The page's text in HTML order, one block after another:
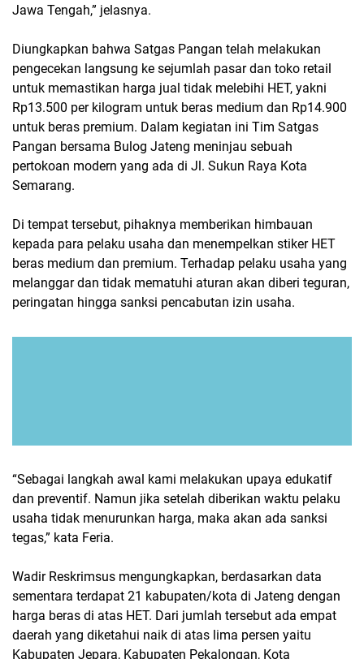
Jawa Tengah,” jelasnya.
Diungkapkan bahwa Satgas Pangan telah melakukan
pengecekan langsung ke sejumlah pasar dan toko retail
untuk memastikan harga jual tidak melebihi HET, yakni
Rp13.500 per kilogram untuk beras medium dan Rp14.900
untuk beras premium. Dalam kegiatan ini Tim Satgas
Pangan bersama Bulog Jateng meninjau sebuah
pertokoan modern yang ada di Jl. Sukun Raya Kota
Semarang.
Di tempat tersebut, pihaknya memberikan himbauan
kepada para pelaku usaha dan menempelkan stiker HET
beras medium dan premium. Terhadap pelaku usaha yang
melanggar dan tidak mematuhi aturan akan diberi teguran,
peringatan hingga sanksi pencabutan izin usaha.
“Sebagai langkah awal kami melakukan upaya edukatif
dan preventif. Namun jika setelah diberikan waktu pelaku
usaha tidak menurunkan harga, maka akan ada sanksi
tegas,” kata Feria.
Wadir Reskrimsus mengungkapkan, berdasarkan data
sementara terdapat 21 kabupaten/kota di Jateng dengan
harga beras di atas HET. Dari jumlah tersebut ada empat
daerah yang diketahui naik di atas lima persen yaitu
Kabupaten Jepara, Kabupaten Pekalongan, Kota